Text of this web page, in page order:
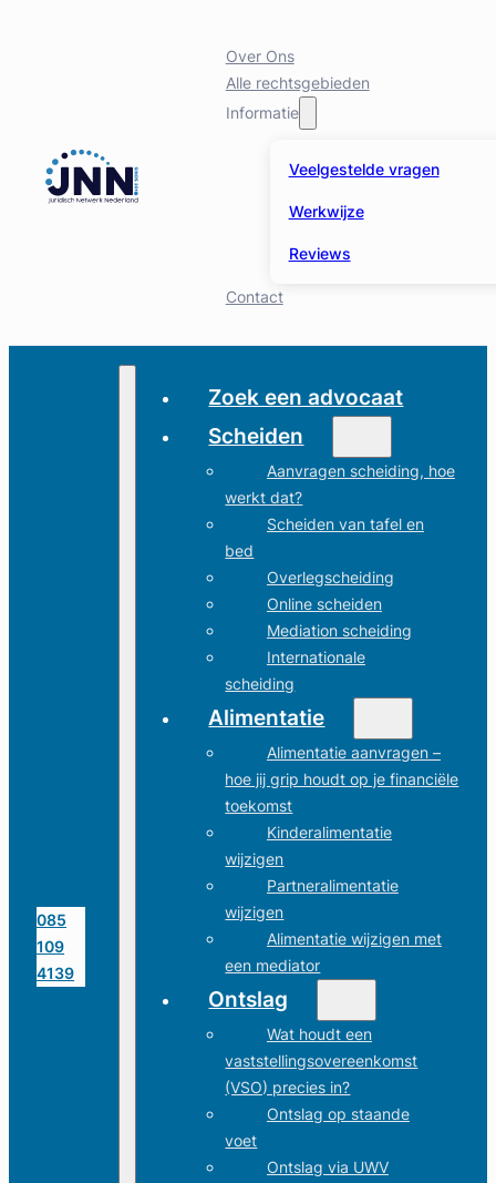
Over Ons
Alle rechtsgebieden
Informatie
Veelgestelde vragen
Werkwijze
Reviews
Contact
085
109
4139
Zoek een advocaat
Scheiden
Aanvragen scheiding, hoe
werkt dat?
Scheiden van tafel en
bed
Overlegscheiding
Online scheiden
Mediation scheiding
Internationale
scheiding
Alimentatie
Alimentatie aanvragen –
hoe jij grip houdt op je financiële
toekomst
Kinderalimentatie
wijzigen
Partneralimentatie
wijzigen
Alimentatie wijzigen met
een mediator
Ontslag
Wat houdt een
vaststellingsovereenkomst
(VSO) precies in?
Ontslag op staande
voet
Ontslag via UWV